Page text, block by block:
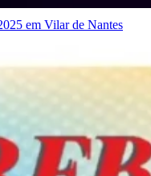
em Vilar de Nantes